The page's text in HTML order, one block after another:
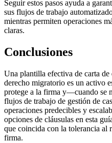
Seguir estos pasos ayuda a
sus flujos de trabajo
mientras permiten operaciones
claras.
Conclusiones
Una plantilla efectiva de carta
derecho migratorio es un activo
protege a la firma y—cuando se
flujos de trabajo de gestión de
operaciones predecibles y
opciones de cláusulas en esta
que coincida con la tolerancia al
firma.